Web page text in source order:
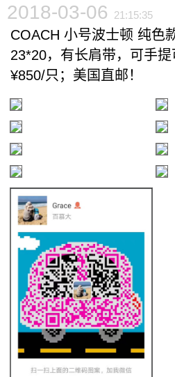
2018-03-06 21:15:35
COACH 小号波士顿 纯色
23*20，有长肩带，可手提
¥850/只；美国直邮！